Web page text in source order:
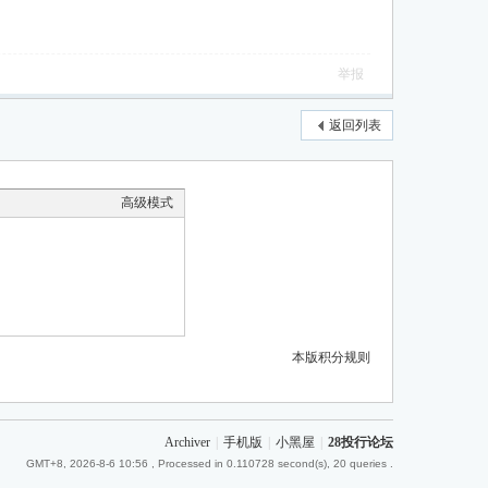
举报
返回列表
高级模式
本版积分规则
Archiver 手机版 小黑屋 28投行论坛
GMT+8, 2026-8-6 10:56 , Processed in 0.110728 second(s), 20 queries .